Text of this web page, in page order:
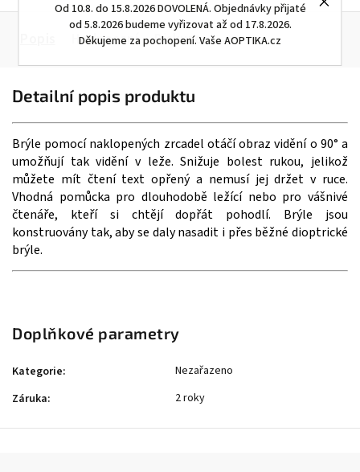
Od 10.8. do 15.8.2026 DOVOLENÁ. Objednávky přijaté
od 5.8.2026 budeme vyřizovat až od 17.8.2026.
Děkujeme za pochopení. Vaše AOPTIKA.cz
Hodnocení Diskuze
Detailní popis produktu
Brýle pomocí naklopených zrcadel otáčí obraz vidění o 90° a
umožňují tak vidění v leže. Snižuje bolest rukou, jelikož
můžete mít čtení text opřený a nemusí jej držet v ruce.
Vhodná pomůcka pro dlouhodobě ležící nebo pro vášnivé
čtenáře, kteří si chtějí dopřát pohodlí. Brýle jsou
konstruovány tak, aby se daly nasadit i přes běžné dioptrické
brýle.
Doplňkové parametry
Kategorie:
Nezařazeno
Záruka: 2 roky